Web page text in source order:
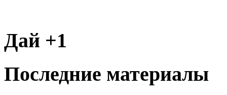
Дай +1
Последние материалы